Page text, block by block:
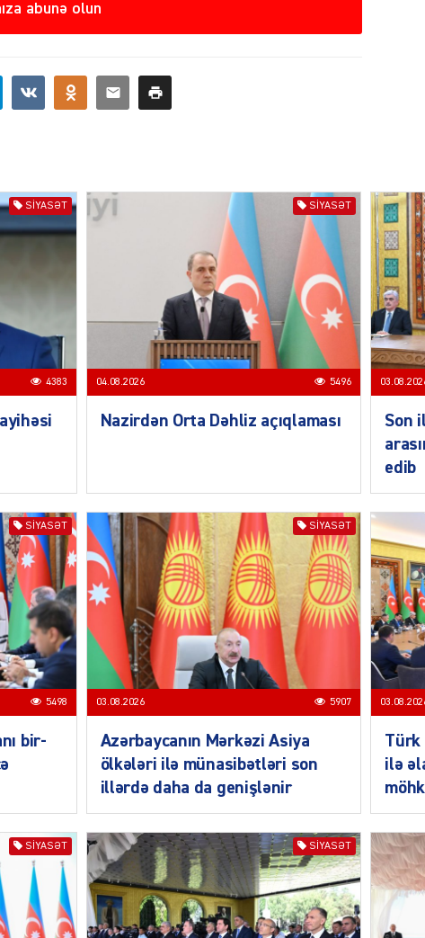
abunə olun
SIYASƏT
SIYASƏT
4383
SIYASƏT
04.08.2026 5496
Nazirdən Orta Dəhliz açıqlaması
Son
edib
SIYASƏT
5498
bir-
SIYASƏT
03.08.2026 5907
Azərbaycanın Mərkəzi Asiya
ölkələri ilə münasibətləri son
illərdə daha da genişlənir
Türk
ilə
SIYASƏT SIYASƏT